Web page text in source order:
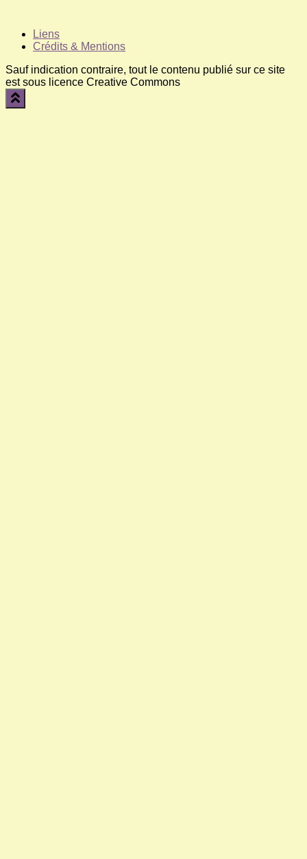
Liens
Crédits & Mentions
Sauf indication contraire, tout le contenu publié sur ce site
est sous licence Creative Commons